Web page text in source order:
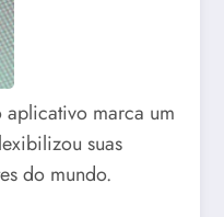
aplicativo marca um
suas
do mundo.